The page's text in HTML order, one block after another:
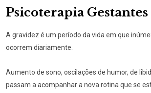
Psicoterapia Gestantes
A gravidez é um período da vida em que
ocorrem diariamente.
Aumento de sono, oscilações de humor, de
passam a acompanhar a nova rotina que se